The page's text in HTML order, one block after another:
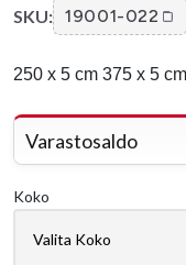
SKU: 19001-022
250 x 5 cm 375 x 5 cm
Varastosaldo
Koko